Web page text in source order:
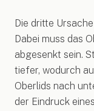
Die dritte
Dabei muss das
abgesenkt sein.
tiefer, wodurch
Oberlids nach
der Eindruck